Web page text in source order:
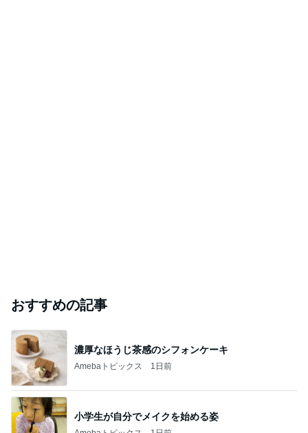
おすすめの記事
濃厚なほうじ茶感のシフォンケーキ
Amebaトピックス 1日前
小学生が自分でメイクを始める姿